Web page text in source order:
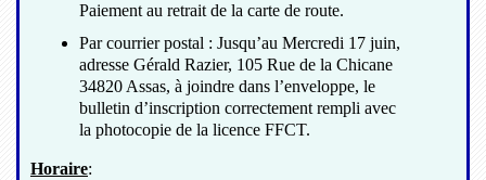
Paiement au retrait de la carte de route.
Par courrier postal : Jusqu’au Mercredi 17 juin,
adresse Gérald Razier, 105 Rue de la Chicane
34820 Assas, à joindre dans l’enveloppe, le
bulletin d’inscription correctement rempli avec
la photocopie de la licence FFCT.
Horaire: